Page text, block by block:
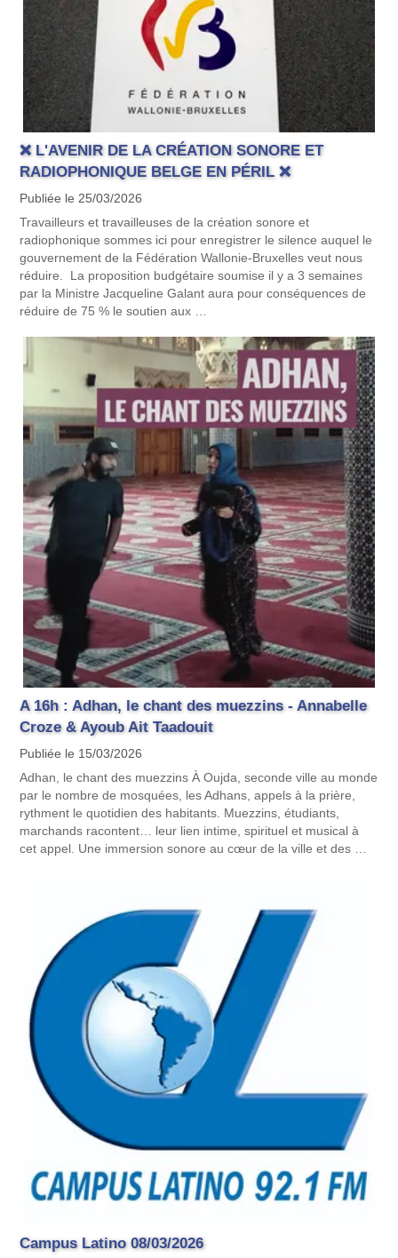
❌ L'AVENIR DE LA CRÉATION SONORE ET
RADIOPHONIQUE BELGE EN PÉRIL ❌
Publiée le 25/03/2026
Travailleurs et travailleuses de la création sonore et
radiophonique sommes ici pour enregistrer le silence auquel le
gouvernement de la Fédération Wallonie-Bruxelles veut nous
réduire. La proposition budgétaire soumise il y a 3 semaines
par la Ministre Jacqueline Galant aura pour conséquences de
réduire de 75 % le soutien aux …
A 16h : Adhan, le chant des muezzins - Annabelle
Croze & Ayoub Ait Taadouit
Publiée le 15/03/2026
Adhan, le chant des muezzins À Oujda, seconde ville au monde
par le nombre de mosquées, les Adhans, appels à la prière,
rythment le quotidien des habitants. Muezzins, étudiants,
marchands racontent… leur lien intime, spirituel et musical à
cet appel. Une immersion sonore au cœur de la ville et des …
Campus Latino 08/03/2026